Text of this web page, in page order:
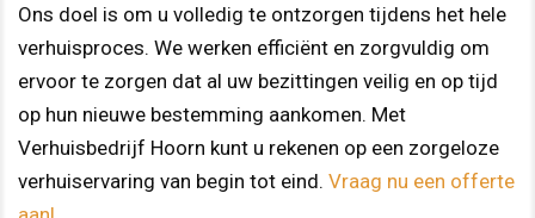
Ons doel is om u volledig te ontzorgen tijdens het hele
verhuisproces. We werken efficiënt en zorgvuldig om
ervoor te zorgen dat al uw bezittingen veilig en op tijd
op hun nieuwe bestemming aankomen. Met
Verhuisbedrijf Hoorn kunt u rekenen op een zorgeloze
verhuiservaring van begin tot eind. Vraag nu een offerte